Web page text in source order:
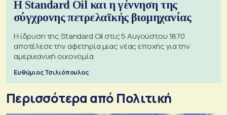
Η Standard Oil και η γέννηση της
σύγχρονης πετρελαϊκής βιομηχανίας
Η ίδρυση της Standard Oil στις 5 Αυγούστου 1870
αποτέλεσε την αφετηρία μιας νέας εποχής για την
αμερικανική οικονομία
Ευθύμιος Τσιλιόπουλος
Περισσότερα από Πολιτική